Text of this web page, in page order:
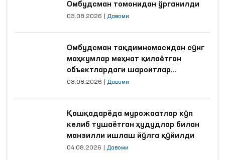
Омбудсман томонидан ўрганилди
03.08.2026 Давоми
Омбудсман тақдимномасидан сўнг
маҳкумлар меҳнат қилаётган
объектлардаги шароитлар
яхшиланди
03.08.2026 Давоми
Қашқадарёда мурожаатлар кўп
келиб тушаётган ҳудудлар билан
манзилли ишлаш йўлга қўйилди
04.08.2026 Давоми